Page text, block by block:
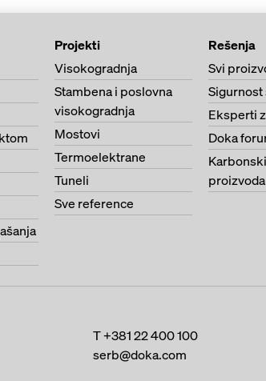
Projekti
Visokogradnja
Stambena i poslovna
visokogradnja
Mostovi
Termoelektrane
Tuneli
Sve reference
Rešenja
Svi
Sigurnost
Eksperti
Doka
proizvoda
T+381 22 400 100
serb@doka.com